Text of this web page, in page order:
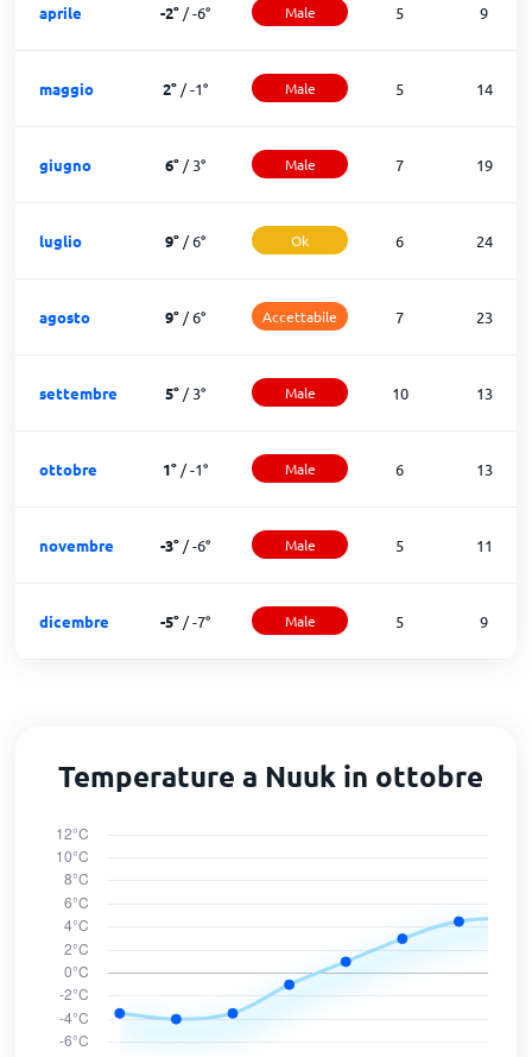
aprile -2°/-6° Male 5 9
maggio 2°/-1° Male 5 14
giugno 6°/3° Male 7 19
luglio 9°/6° Ok 6 24
agosto 9°/6° Accettabile 7 23
settembre 5°/3° Male 10 13
ottobre 1°/-1° Male 6 13
novembre -3°/-6° Male 5 11
dicembre -5°/-7° Male 5 9
Temperature a Nuuk in ottobre